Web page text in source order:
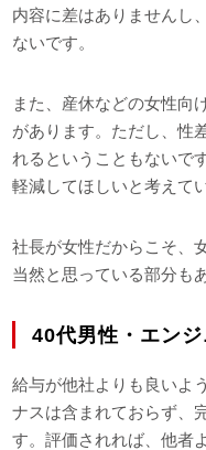
内容に差はありませんし
ないです。
また、産休などの女性向
があります。ただし、性
れるということもないで
軽減してほしいと考えて
社長が女性だからこそ、
当然と思っている部分も
40代男性・エン
給与が他社よりも良いよ
ナスは含まれておらず、
す。評価されれば、他者